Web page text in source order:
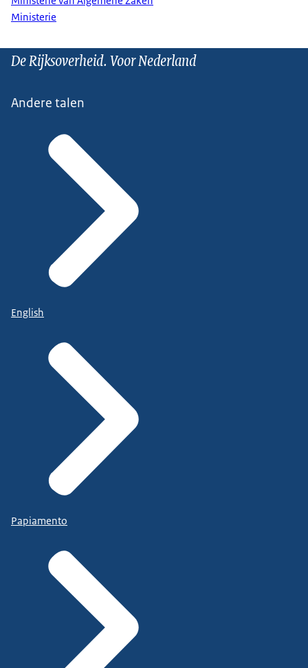
Ministerie
De Rijksoverheid. Voor Nederland
Andere talen
English
Papiamento